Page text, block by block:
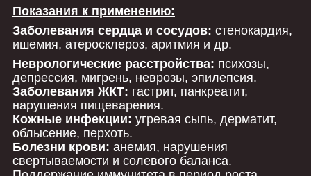
Показания к применению:
Заболевания сердца и сосудов: стенокардия,
ишемия, атеросклероз, аритмия и др.
Неврологические расстройства: психозы,
депрессия, мигрень, неврозы, эпилепсия.
Заболевания ЖКТ: гастрит, панкреатит,
нарушения пищеварения.
Кожные инфекции: угревая сыпь, дерматит,
облысение, перхоть.
Болезни крови: анемия, нарушения
свертываемости и солевого баланса.